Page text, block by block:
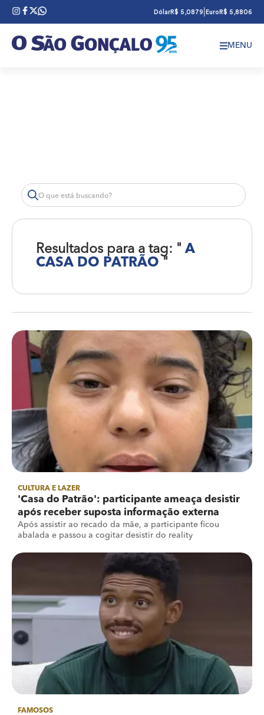
DólarR$ 5,0879 Euro R$ 5,8806
MENU
Resultados para a tag: " A
CASA DO PATRÃO "
CULTURA E LAZER
'Casa do Patrão': participante ameaça desistir
após receber suposta informação externa
Após assistir ao recado da mãe, a participante ficou
abalada e passou a cogitar desistir do reality
FAMOSOS